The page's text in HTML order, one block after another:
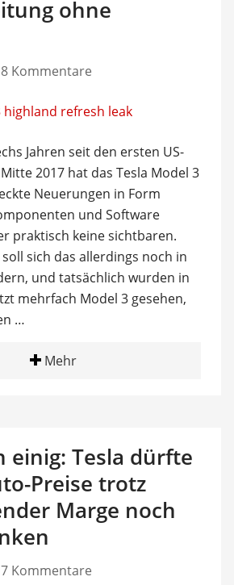
ohne
8 Kommentare
Jahren seit den ersten US-
2017 hat das Tesla Model 3
Neuerungen in Form
und Software
praktisch keine sichtbaren.
sich das allerdings noch in
und tatsächlich wurden in
mehrfach Model 3 gesehen,
…
Mehr
einig: Tesla dürfte
Preise trotz
Marge noch
7 Kommentare